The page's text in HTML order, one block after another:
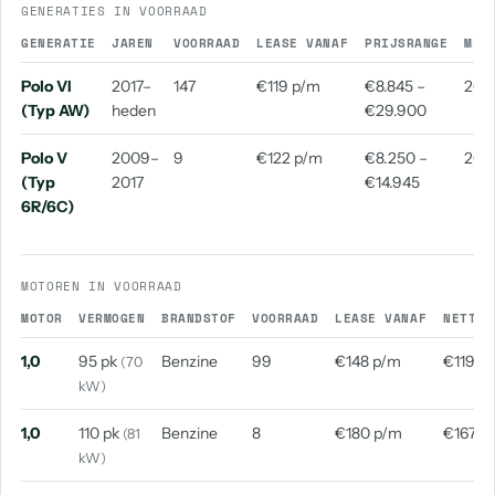
aantal: 8
Volkswagen California
aantal: 3
Volkswagen E-Up
aantal: 3
Volkswagen Kever
aantal: 3
Volkswagen T1
aantal: 3
Volkswagen Arteon Shooting Brake
aantal: 2
Volkswagen Overige
aantal: 2
Volkswagen Scirocco
aantal: 2
Volkswagen 181
aantal: 1
Volkswagen Amarok
aantal: 1
Volkswagen Caravelle Volkswagen Crosspolo
GENERATIES IN VOORRAAD
GENERATIE
JAREN VOORRAAD LEASE VANAF PRIJSRANGE
Polo VI
(Typ AW)
2017–
heden
147 €119 p/m
€8.845 –
€29.900
Polo V
(Typ
6R/6C)
2009–
2017
9 €122 p/m
€8.250 –
€14.945
MOTOREN IN VOORRAAD
MOTOR
VERMOGEN BRANDSTOF VOORRAAD LEASE VANAF NETTO
1,0 95 pk (70
kW)
Benzine 99 €148 p/m €119
1,0 110 pk (81
kW)
Benzine 8 €180 p/m €167